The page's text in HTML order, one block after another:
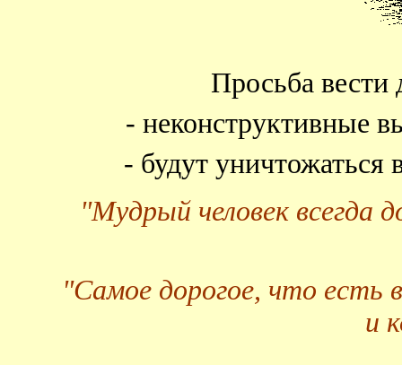
Просьба вести
- неконструктивные
- будут
"Мудрый человек всегда
"Самое дорогое, что есть
и